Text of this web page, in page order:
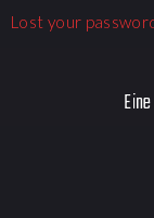
Lost your